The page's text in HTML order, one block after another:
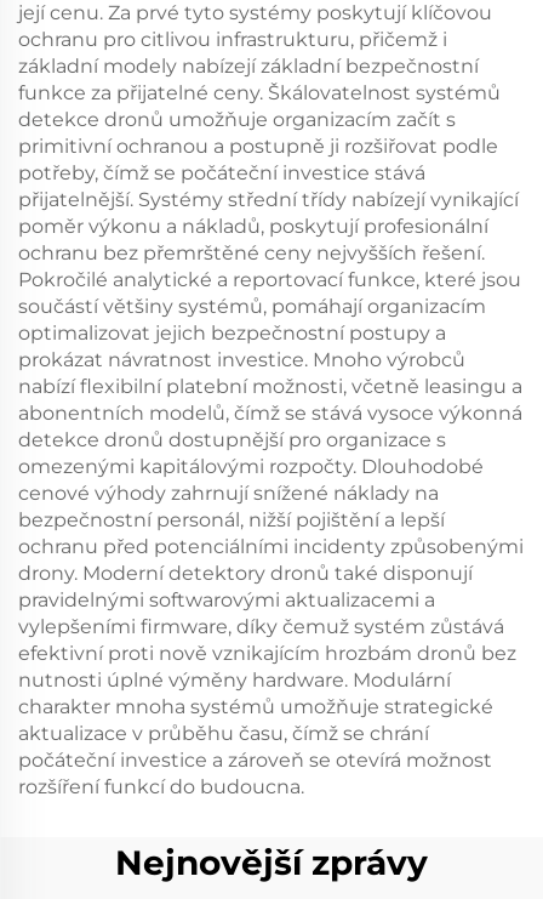
její cenu. Za prvé tyto systémy poskytují klíčovou
ochranu pro citlivou infrastrukturu, přičemž i
základní modely nabízejí základní bezpečnostní
funkce za přijatelné ceny. Škálovatelnost systémů
detekce dronů umožňuje organizacím začít s
primitivní ochranou a postupně ji rozšiřovat podle
potřeby, čímž se počáteční investice stává
přijatelnější. Systémy střední třídy nabízejí vynikající
poměr výkonu a nákladů, poskytují profesionální
ochranu bez přemrštěné ceny nejvyšších řešení.
Pokročilé analytické a reportovací funkce, které jsou
součástí většiny systémů, pomáhají organizacím
optimalizovat jejich bezpečnostní postupy a
prokázat návratnost investice. Mnoho výrobců
nabízí flexibilní platební možnosti, včetně leasingu a
abonentních modelů, čímž se stává vysoce výkonná
detekce dronů dostupnější pro organizace s
omezenými kapitálovými rozpočty. Dlouhodobé
cenové výhody zahrnují snížené náklady na
bezpečnostní personál, nižší pojištění a lepší
ochranu před potenciálními incidenty způsobenými
drony. Moderní detektory dronů také disponují
pravidelnými softwarovými aktualizacemi a
vylepšeními firmware, díky čemuž systém zůstává
efektivní proti nově vznikajícím hrozbám dronů bez
nutnosti úplné výměny hardware. Modulární
charakter mnoha systémů umožňuje strategické
aktualizace v průběhu času, čímž se chrání
počáteční investice a zároveň se otevírá možnost
rozšíření funkcí do budoucna.
Nejnovější zprávy